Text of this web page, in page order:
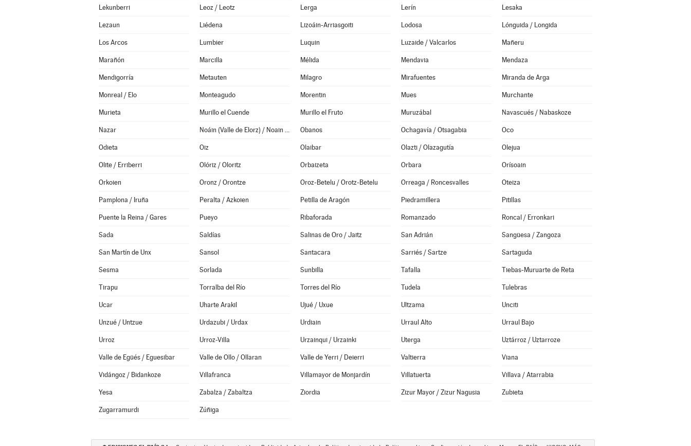
Lekunberri Leoz / Leotz Lerga Lerín Lesaka
Lezaun Liédena Lizoáin-Arriasgoiti Lodosa Lónguida / Longida
Los Arcos Lumbier Luquin Luzaide / Valcarlos Mañeru
Marañón Marcilla Mélida Mendavia Mendaza
Mendigorría Metauten Milagro Mirafuentes Miranda de Arga
Monreal / Elo Monteagudo Morentin Mues Murchante
Murieta Murillo el Cuende Murillo el Fruto Muruzábal Navascués / Nabaskoze
Nazar Noáin (Valle de Elorz) / Noain (Elortzibar) Obanos Ochagavía / Otsagabia Oco
Odieta Oiz Olaibar Olazti / Olazagutía Olejua
Olite / Erriberri Olóriz / Oloritz Orbaizeta Orbara Orísoain
Orkoien Oronz / Orontze Oroz-Betelu / Orotz-Betelu Orreaga / Roncesvalles Oteiza
Pamplona / Iruña Peralta / Azkoien Petilla de Aragón Piedramillera Pitillas
Puente la Reina / Gares Pueyo Ribaforada Romanzado Roncal / Erronkari
Sada Saldías Salinas de Oro / Jaitz San Adrián Sangüesa / Zangoza
San Martín de Unx Sansol Santacara Sarriés / Sartze Sartaguda
Sesma Sorlada Sunbilla Tafalla Tiebas-Muruarte de Reta
Tirapu Torralba del Río Torres del Río Tudela Tulebras
Ucar Uharte Arakil Ujué / Uxue Ultzama Unciti
Unzué / Untzue Urdazubi / Urdax Urdiain Urraul Alto Urraul Bajo
Urroz Urroz-Villa Urzainqui / Urzainki Uterga Uztárroz / Uztarroze
Valle de Egüés / Eguesibar Valle de Ollo / Ollaran Valle de Yerri / Deierri Valtierra Viana
Vidángoz / Bidankoze Villafranca Villamayor de Monjardín Villatuerta Villava / Atarrabia
Yesa Zabalza / Zabaltza Ziordia Zizur Mayor / Zizur Nagusia Zubieta
Zugarramurdi Zúñiga